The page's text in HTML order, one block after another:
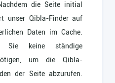
die Seite initial
unser Qibla-Finder auf
Daten im Cache.
Sie keine ständige
um die Qibla-
der Seite abzurufen.